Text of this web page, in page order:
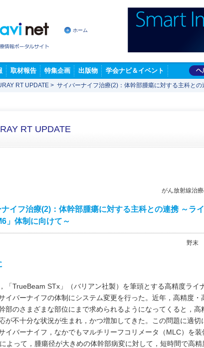
ホーム
取材報告 特集企画 出版物 学会ナビ＆イベント
RT UPDATE > サイバーナイフ治療(2)：体幹部腫瘍に対する主科と
RT UPDATE
がん放射線治
イフ治療(2)：体幹部腫瘍に対する主科との連携 ～ラ
」体制に向けて～
野末
「TrueBeam STx」（バリアン社製）を筆頭とする高精度ライ
イバーナイフの体制にシステム変更を行った。近年，高精度
部のさまざまな部位にまで求められるようになってくると，
が不十分な状況が生まれ，かつ増加してきた。この問題に適
イバーナイフ，なかでもマルチリーフコリメータ（MLC）を
よって，腫瘍径が大きめの体幹部病変に対して，短時間で高精